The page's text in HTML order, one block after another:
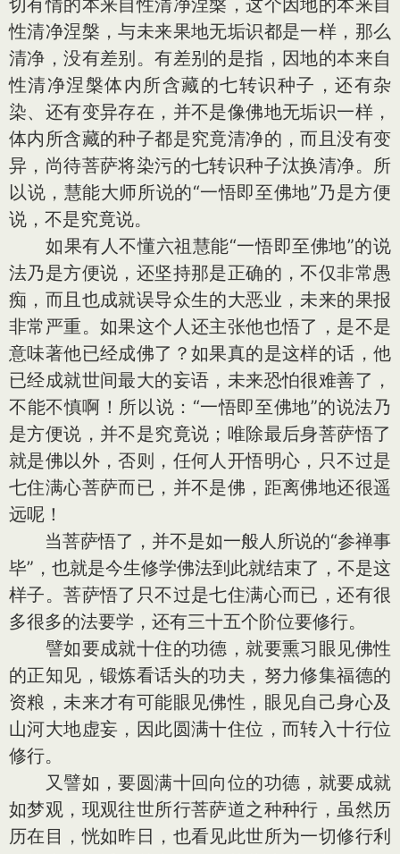
切有情的本来自性清净涅槃，这个因地的本来自
性清净涅槃，与未来果地无垢识都是一样，那么
清净，没有差别。有差别的是指，因地的本来自
性清净涅槃体内所含藏的七转识种子，还有杂
染、还有变异存在，并不是像佛地无垢识一样，
体内所含藏的种子都是究竟清净的，而且没有变
异，尚待菩萨将染污的七转识种子汰换清净。所
以说，慧能大师所说的“一悟即至佛地”乃是方便
说，不是究竟说。
如果有人不懂六祖慧能“一悟即至佛地”的说
法乃是方便说，还坚持那是正确的，不仅非常愚
痴，而且也成就误导众生的大恶业，未来的果报
非常严重。如果这个人还主张他也悟了，是不是
意味著他已经成佛了？如果真的是这样的话，他
已经成就世间最大的妄语，未来恐怕很难善了，
不能不慎啊！所以说：“一悟即至佛地”的说法乃
是方便说，并不是究竟说；唯除最后身菩萨悟了
就是佛以外，否则，任何人开悟明心，只不过是
七住满心菩萨而已，并不是佛，距离佛地还很遥
远呢！
当菩萨悟了，并不是如一般人所说的“参禅事
毕”，也就是今生修学佛法到此就结束了，不是这
样子。菩萨悟了只不过是七住满心而已，还有很
多很多的法要学，还有三十五个阶位要修行。
譬如要成就十住的功德，就要熏习眼见佛性
的正知见，锻炼看话头的功夫，努力修集福德的
资粮，未来才有可能眼见佛性，眼见自己身心及
山河大地虚妄，因此圆满十住位，而转入十行位
修行。
又譬如，要圆满十回向位的功德，就要成就
如梦观，现观往世所行菩萨道之种种行，虽然历
历在目，恍如昨日，也看见此世所为一切修行利